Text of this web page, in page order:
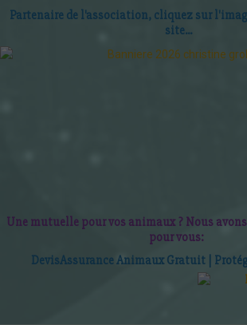
Partenaire de l'association, cliquez sur
site...
Une mutuelle pour vos animaux ? Nous
pour vous:
DevisAssurance Animaux Gratuit | Proté